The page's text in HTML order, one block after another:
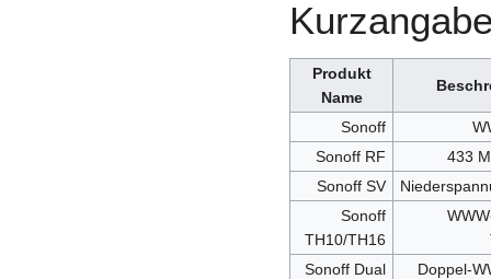
Produkt
Name
Sonoff
Sonoff RF
433
Sonoff SV
Sonoff
TH10/TH16
Sonoff Dual
Doppel-